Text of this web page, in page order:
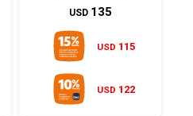
USD 135
USD 115
USD 122